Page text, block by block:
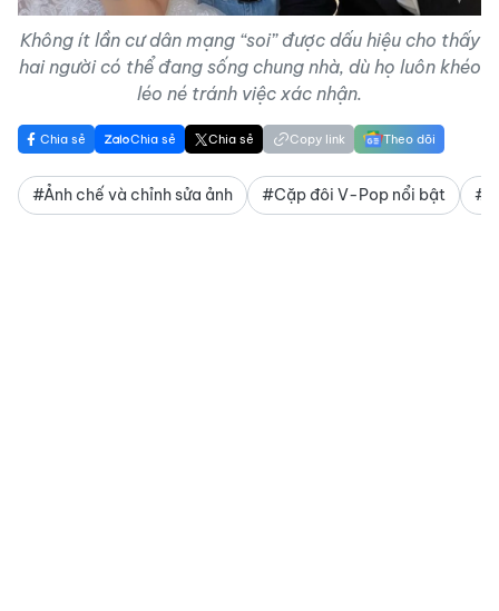
Không ít lần cư dân mạng “soi” được dấu hiệu cho thấy
hai người có thể đang sống chung nhà, dù họ luôn khéo
léo né tránh việc xác nhận.
Chia sẻ Chia sẻ Chia sẻ Copy link Theo dõi
#Ảnh chế và chỉnh sửa ảnh #Cặp đôi V-Pop nổi bật